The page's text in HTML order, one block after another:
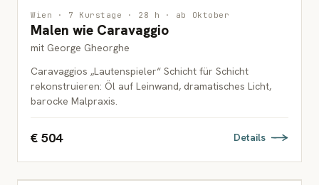
MALEREI
ERWACHSENE
Wien · 7 Kurstage · 28 h · ab Oktober
Malen wie Caravaggio
mit George Gheorghe
Caravaggios „Lautenspieler“ Schicht für Schicht
rekonstruieren: Öl auf Leinwand, dramatisches Licht,
barocke Malpraxis.
€ 504 Details